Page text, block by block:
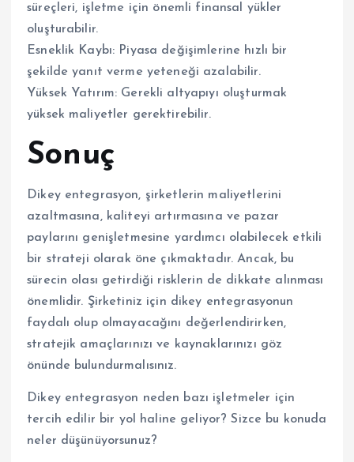
süreçleri, işletme için önemli finansal yükler
oluşturabilir.
Esneklik Kaybı: Piyasa değişimlerine hızlı bir
şekilde yanıt verme yeteneği azalabilir.
Yüksek Yatırım: Gerekli altyapıyı oluşturmak
yüksek maliyetler gerektirebilir.
Sonuç
Dikey entegrasyon, şirketlerin maliyetlerini
azaltmasına, kaliteyi artırmasına ve pazar
paylarını genişletmesine yardımcı olabilecek etkili
bir strateji olarak öne çıkmaktadır. Ancak, bu
sürecin olası getirdiği risklerin de dikkate alınması
önemlidir. Şirketiniz için dikey entegrasyonun
faydalı olup olmayacağını değerlendirirken,
stratejik amaçlarınızı ve kaynaklarınızı göz
önünde bulundurmalısınız.
Dikey entegrasyon neden bazı işletmeler için
tercih edilir bir yol haline geliyor? Sizce bu konuda
neler düşünüyorsunuz?